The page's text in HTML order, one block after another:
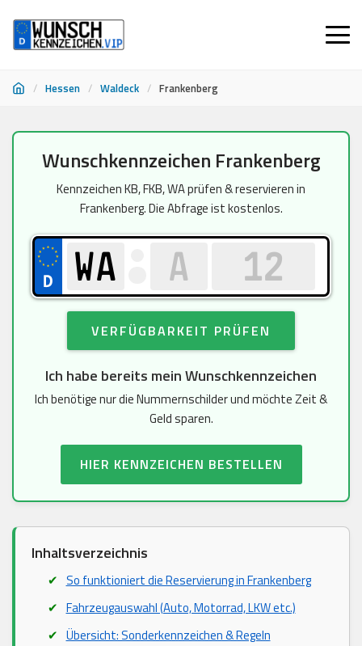
/ Hessen / Waldeck / Frankenberg
Wunschkennzeichen Frankenberg
Kennzeichen KB, FKB, WA prüfen & reservieren in
Frankenberg. Die Abfrage ist kostenlos.
VERFÜGBARKEIT PRÜFEN
Ich habe bereits mein Wunschkennzeichen
Ich benötige nur die Nummernschilder und möchte Zeit &
Geld sparen.
HIER KENNZEICHEN BESTELLEN
Inhaltsverzeichnis
So funktioniert die Reservierung in Frankenberg
Fahrzeugauswahl (Auto, Motorrad, LKW etc.)
Übersicht: Sonderkennzeichen & Regeln